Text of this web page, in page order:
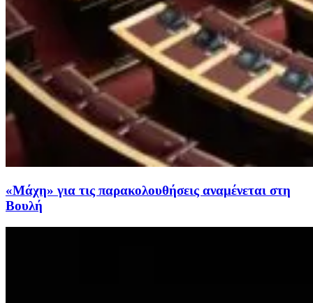
«Μάχη» για τις παρακολουθήσεις αναμένεται στη
Βουλή